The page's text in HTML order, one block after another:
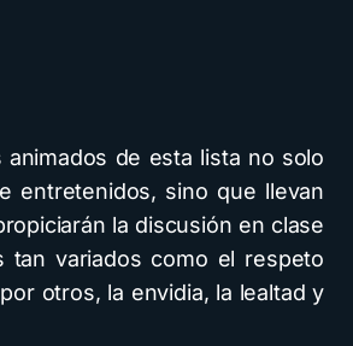
de esta lista no solo
entretenidos, sino que llevan
la discusión en clase
tan variados como el respeto
otros, la envidia, la lealtad y